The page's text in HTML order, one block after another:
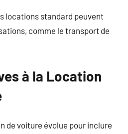
locations standard peuvent
comme le transport de
à la Location
de voiture évolue pour inclure